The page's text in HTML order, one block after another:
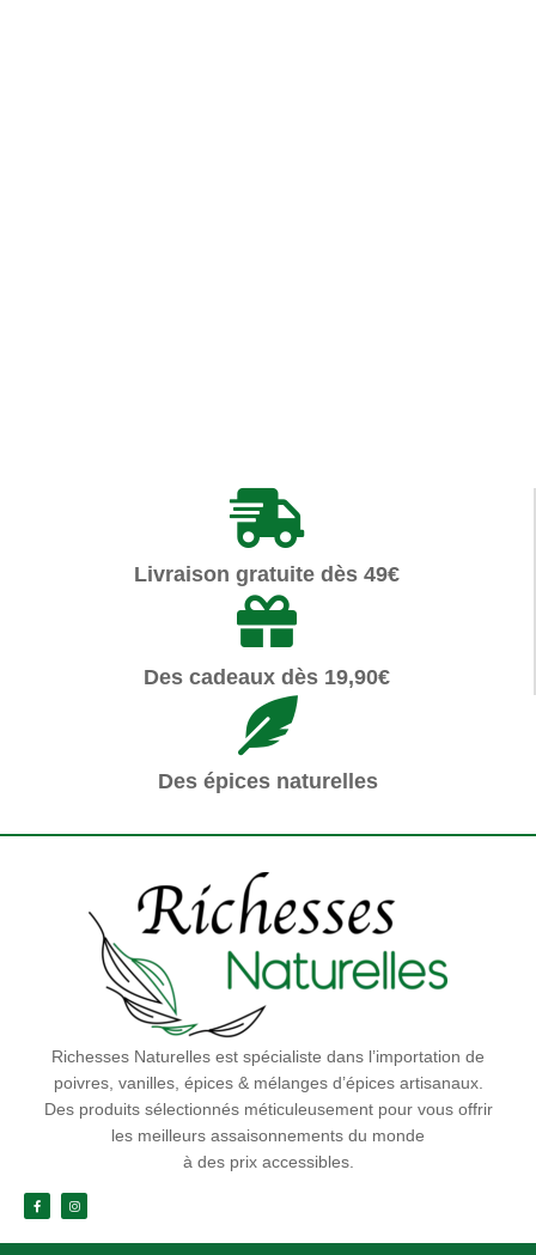
Livraison gratuite dès 49€
Des cadeaux dès 19,90€
Des épices naturelles
Richesses Naturelles est spécialiste dans l’importation de
poivres, vanilles, épices & mélanges d’épices artisanaux.
Des produits sélectionnés méticuleusement pour vous offrir
les meilleurs assaisonnements du monde
à des prix accessibles.